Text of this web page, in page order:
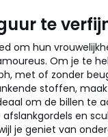
te
om hun
Om je te
met of zonder
stoffen,
om de billen te
en
je geniet van